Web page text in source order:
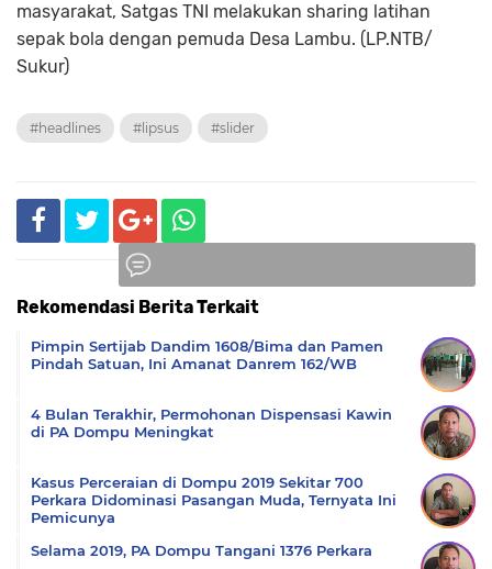
masyarakat, Satgas TNI melakukan sharing latihan
sepak bola dengan pemuda Desa Lambu. (LP.NTB/
Sukur)
#headlines #lipsus #slider
Rekomendasi Berita Terkait
Pimpin Sertijab Dandim 1608/Bima dan Pamen
Pindah Satuan, Ini Amanat Danrem 162/WB
4 Bulan Terakhir, Permohonan Dispensasi Kawin
di PA Dompu Meningkat
Kasus Perceraian di Dompu 2019 Sekitar 700
Perkara Didominasi Pasangan Muda, Ternyata Ini
Pemicunya
Selama 2019, PA Dompu Tangani 1376 Perkara